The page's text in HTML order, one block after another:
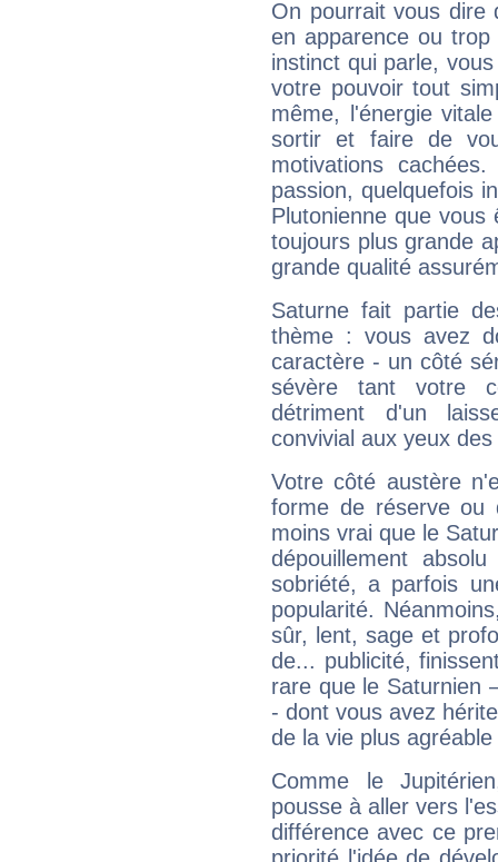
On pourrait vous dire
en apparence ou
instinct qui parle,
votre pouvoir tout
même, l'énergie
sortir et faire de
motivations
passion, quelquefois
Plutonienne que
toujours plus grande
grande qualité
Saturne fait partie
thème : vous avez
caractère - un côté
sévère tant votre
détriment d'un
convivial aux yeux
Votre côté austère
forme de réserve
moins vrai que le
dépouillement
sobriété, a parfois
popularité.
sûr, lent, sage et
de... publicité,
rare que le Saturnien
- dont vous avez
de la vie plus
Comme le
pousse à aller vers
différence avec ce